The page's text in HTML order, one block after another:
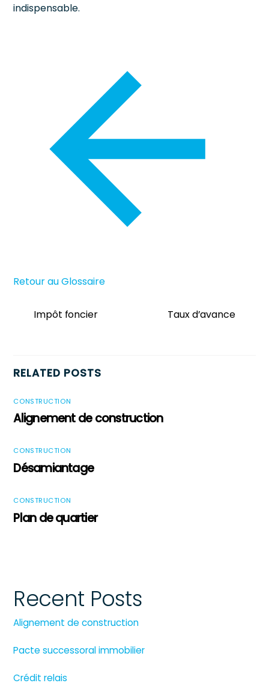
indispensable.
Retour au Glossaire
Impôt foncier Taux d’avance
RELATED POSTS
CONSTRUCTION
Alignement de construction
CONSTRUCTION
Désamiantage
CONSTRUCTION
Plan de quartier
Recent Posts
Alignement de construction
Pacte successoral immobilier
Crédit relais